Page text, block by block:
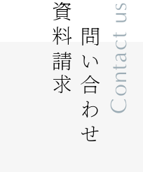
Contact us
お問い合わせ
資料請求